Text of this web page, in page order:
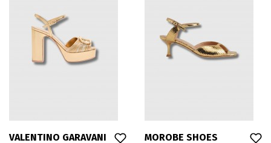
VALENTINO GARAVANI MOROBE SHOES